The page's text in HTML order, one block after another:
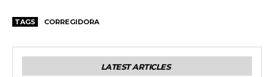
TAGS CORREGIDORA
LATEST ARTICLES